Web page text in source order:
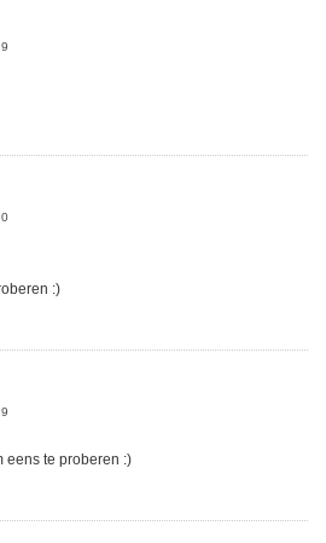
:)
eens te proberen :)